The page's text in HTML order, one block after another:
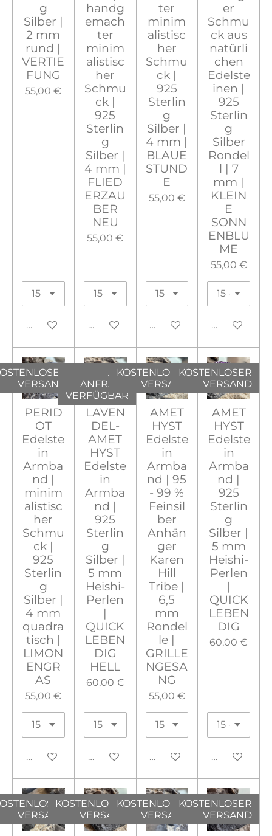
g
Silber |
2 mm
rund |
VERTIE
FUNG
55,00 €
In den Warenkorb
handg
emach
ter
minim
alistisc
her
Schmu
ck |
925
Sterlin
g
Silber |
4 mm |
FLIED
ERZAU
BER
NEU
55,00 €
In den Warenkorb
ter
minim
alistisc
her
Schmu
ck |
925
Sterlin
g
Silber |
4 mm |
BLAUE
STUND
E
55,00 €
In den Warenkorb
er
Schmu
ck aus
natürli
chen
Edelste
inen |
925
Sterlin
g
Silber
Rondel
l | 7
mm |
KLEIN
E
SONN
ENBLU
ME
55,00 €
In den
VERSAND
PERID
OT
Edelste
in
Armba
nd |
minim
alistisc
her
Schmu
ck |
925
Sterlin
g
Silber |
4 mm
quadra
tisch |
LIMON
ENGR
AS
55,00 €
In den Warenkorb
AUF
ANFRAGE
VERFÜGBAR
LAVEN
DEL-
AMET
HYST
Edelste
in
Armba
nd |
925
Sterlin
g
Silber |
5 mm
Heishi-
Perlen
|
QUICK
LEBEN
DIG
HELL
60,00 €
Bei Verfügbarkeit benachrichtigen
KOSTENLOSER
VERSAND
AMET
HYST
Edelste
in
Armba
nd | 95
- 99 %
Feinsil
ber
Anhän
ger
Karen
Hill
Tribe |
6,5
mm
Rondel
le |
GRILLE
NGESA
NG
55,00 €
In den Warenkorb
KOSTENLOSER
VERSAND
AMET
HYST
Edelste
in
Armba
nd |
925
Sterlin
g
Silber |
5 mm
Heishi-
Perlen
|
QUICK
LEBEN
DIG
60,00 €
In den
VERSAND
KOSTENLOSER
VERSAND
KOSTENLOSER
VERSAND
KOSTENLOSER
VERSAND